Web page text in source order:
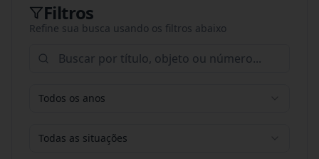
Filtros
Refine sua busca usando os filtros abaixo
Todos os anos
Todas as situações